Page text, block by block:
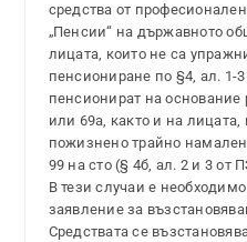
средства от
„Пенсии“ на държавното
лицата, които не са
пенсиониране по §4, ал. 1-
пенсионират на основание
или 69а, както и на
пожизнено трайно
99 на сто (§ 4б, ал. 2 и 3 от
В тези случаи е
заявление за
Средствата се